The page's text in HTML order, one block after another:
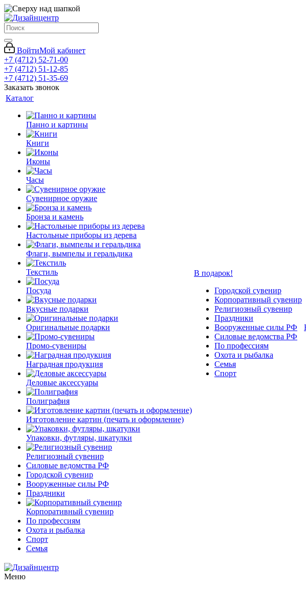
ВойтиМой кабинет
+7 (4712) 52-71-00
+7 (4712) 51-12-85
+7 (4712) 51-35-69
Заказать звонок
Каталог
Панно и картины
Книги
Иконы
Часы
Сувенирное оружие
Бронза и камень
Настольные приборы из дерева
Флаги, вымпелы и геральдика
Текстиль
Посуда
Вкусные подарки
Оригинальные подарки
Промо-сувениры
Наградная продукция
Деловые аксессуары
Полиграфия
Изготовление картин (печать и оформление)
Упаковки, футляры, шкатулки
Религиозный сувенир
Силовые ведомства РФ
Городской сувенир
Вооруженные силы РФ
Праздники
Корпоративный сувенир
По профессиям
Охота и рыбалка
Спорт
Семья
В подарок!
Городской сувенир
Корпоративный сувенир
Религиозный сувенир
Праздники
Вооруженные силы РФ
Силовые ведомства РФ
По профессиям
Охота и рыбалка
Семья
Спорт
Меню